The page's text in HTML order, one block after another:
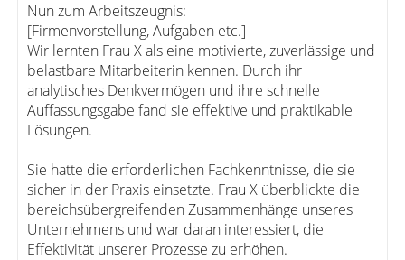
Nun zum Arbeitszeugnis:
[Firmenvorstellung, Aufgaben etc.]
Wir lernten Frau X als eine motivierte, zuverlässige und
belastbare Mitarbeiterin kennen. Durch ihr
analytisches Denkvermögen und ihre schnelle
Auffassungsgabe fand sie effektive und praktikable
Lösungen.
Sie hatte die erforderlichen Fachkenntnisse, die sie
sicher in der Praxis einsetzte. Frau X überblickte die
bereichsübergreifenden Zusammenhänge unseres
Unternehmens und war daran interessiert, die
Effektivität unserer Prozesse zu erhöhen.